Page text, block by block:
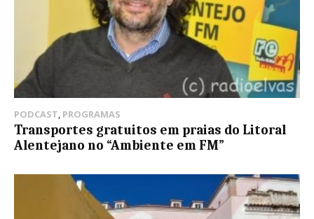
PODCAST, PROGRAMAS
Transportes gratuitos em praias do Litoral
Alentejano no “Ambiente em FM”